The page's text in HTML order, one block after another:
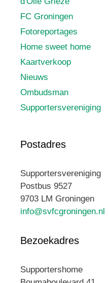
FC Groningen
Fotoreportages
Home sweet home
Kaartverkoop
Nieuws
Ombudsman
Supportersvereniging
Postadres
Supportersvereniging
Postbus 9527
9703 LM Groningen
info@svfcgroningen.nl
Bezoekadres
Supportershome